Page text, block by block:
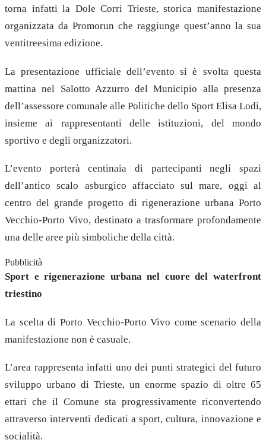
torna infatti la Dole Corri Trieste, storica manifestazione
organizzata da Promorun che raggiunge quest’anno la sua
ventitreesima edizione.
La presentazione ufficiale dell’evento si è svolta questa
mattina nel Salotto Azzurro del Municipio alla presenza
dell’assessore comunale alle Politiche dello Sport Elisa Lodi,
insieme ai rappresentanti delle istituzioni, del mondo
sportivo e degli organizzatori.
L’evento porterà centinaia di partecipanti negli spazi
dell’antico scalo asburgico affacciato sul mare, oggi al
centro del grande progetto di rigenerazione urbana Porto
Vecchio-Porto Vivo, destinato a trasformare profondamente
una delle aree più simboliche della città.
Pubblicità
Sport e rigenerazione urbana nel cuore del waterfront
triestino
La scelta di Porto Vecchio-Porto Vivo come scenario della
manifestazione non è casuale.
L’area rappresenta infatti uno dei punti strategici del futuro
sviluppo urbano di Trieste, un enorme spazio di oltre 65
ettari che il Comune sta progressivamente riconvertendo
attraverso interventi dedicati a sport, cultura, innovazione e
socialità.